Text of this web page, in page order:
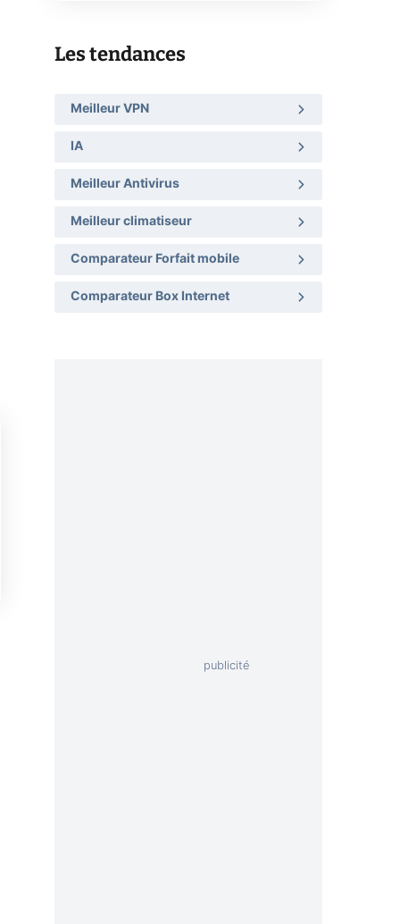
Les tendances
Meilleur VPN
IA
Meilleur Antivirus
Meilleur climatiseur
Comparateur Forfait mobile
Comparateur Box Internet